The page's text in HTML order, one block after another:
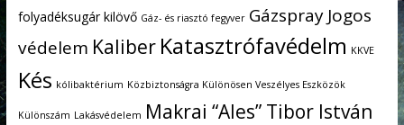
folyadéksugár kilövő Gáz- és riasztó fegyver Gázspray Jogos
védelem Kaliber Katasztrófavédelm KKVE
Kés kólibaktérium Közbiztonságra Különösen Veszélyes Eszközök
Különszám Lakásvédelem Makrai “Ales” Tibor István